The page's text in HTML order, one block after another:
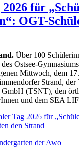
2026 für
OGT-
Über 100
Ostsee-
Mittwoch, dem
Strand, der
(TSNT), den
und dem SEA
Tag 2026 für
den Strand